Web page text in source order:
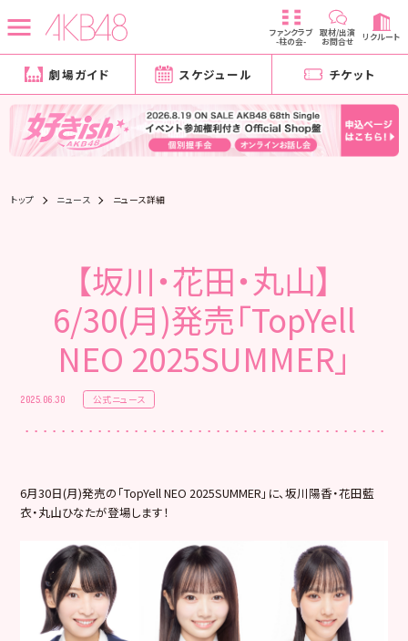
ファンクラブ
-柱の会-
取材/出演
お問合せ リクルート
劇場ガイド スケジュール チケット
トップ ニュース ニュース詳細
【坂川・花田・丸山】
6/30(月)発売「TopYell
NEO 2025SUMMER」
2025.06.30 公式ニュース
6月30日(月)発売の「TopYell NEO 2025SUMMER」に、坂川陽香・花田藍
衣・丸山ひなたが登場します！